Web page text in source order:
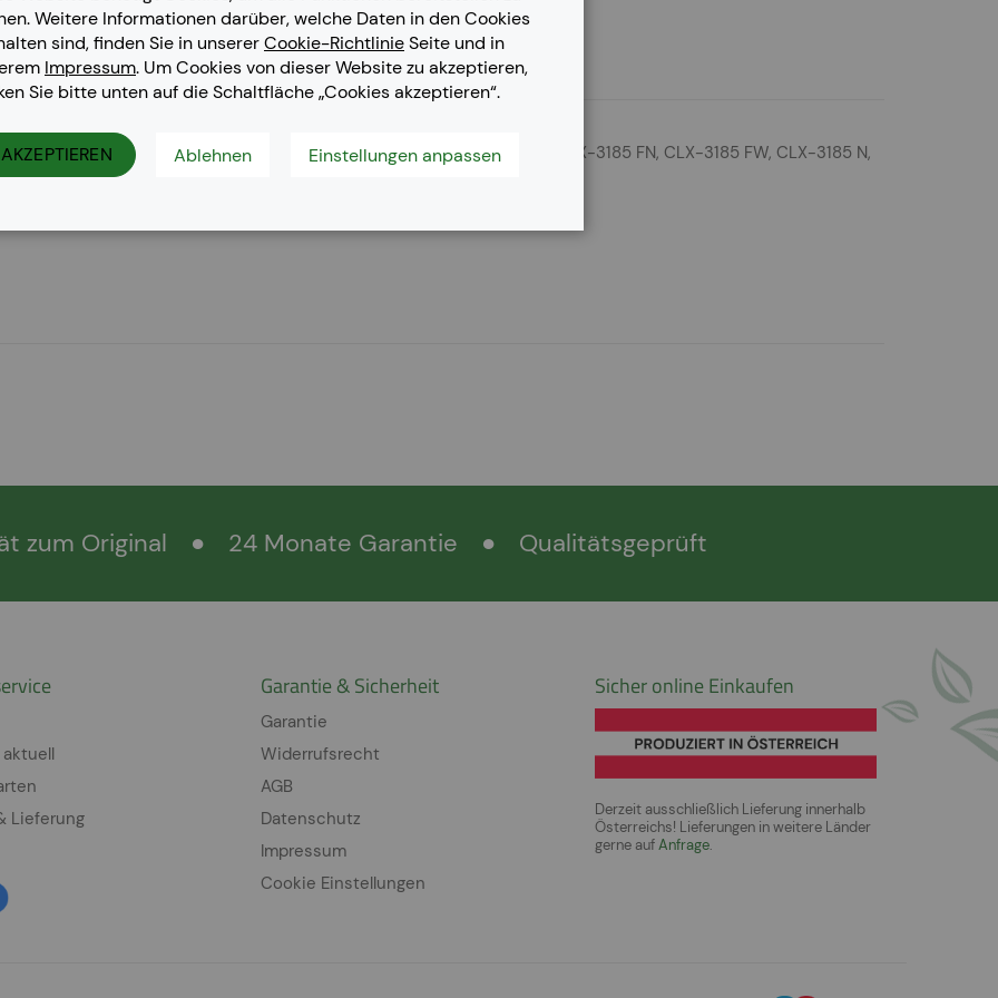
320 N, CLP-320 Series, CLP-325, CLP-325 N, CLX-3180, CLX-3185, CLX-3185 FN, CLX-3185 FW, CLX-3185 N,
W
zum Original ● 24 Monate Garantie ● Qualitätsgeprüft
Lieferung
Garantie & Sicherheit
Garantie
Widerrufsrecht
AGB
Datenschutz
Impressum
Cookie Einstellungen
Sicher online Einkaufen
Derzeit ausschließlich Lieferung innerhalb
Österreichs! Lieferungen in weitere Länder
gerne aufAnfrage.
Weitere Informationen darüber, welche Daten in den Cookies
sind, finden Sie in unsererCookie-RichtlinieSeite und in
Impressum. Um Cookies von dieser Website zu akzeptieren,
Sie bitte unten auf die Schaltfläche „Cookies akzeptieren“.
AKZEPTIEREN Ablehnen Einstellungen anpassen